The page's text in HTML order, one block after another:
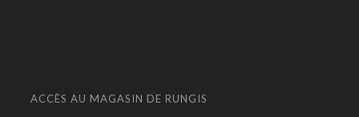
ACCÈS AU MAGASIN DE RUNGIS